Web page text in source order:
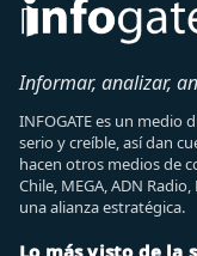
Informar, analizar,
INFOGATE es un
serio y creíble, así dan
hacen otros medios de
Chile, MEGA, ADN
una alianza estratégica.
Lo más visto de la